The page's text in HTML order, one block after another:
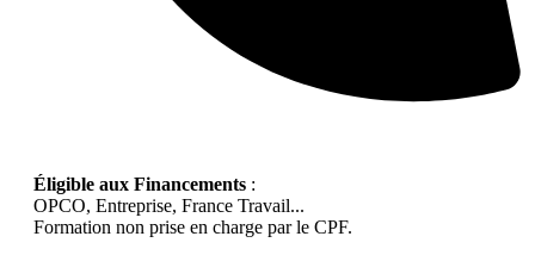
Éligible aux Financements :
OPCO, Entreprise, France Travail...
Formation non prise en charge par le CPF.